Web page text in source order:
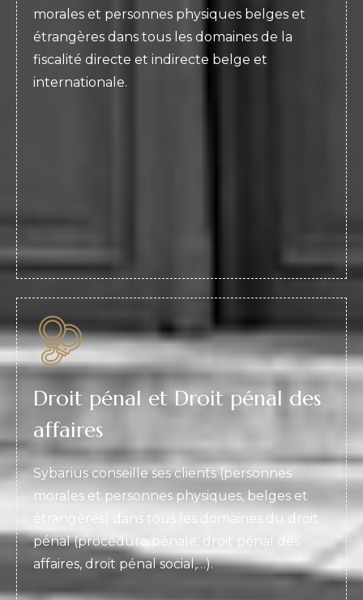
morales et personnes physiques belges et
étrangères dans tous les domaines de la
fiscalité directe et indirecte belge et
internationale.
Droit pénal et Droit pénal des
affaires
Sybarius conseille ses clients (personnes
morales et personnes physiques, belges et
étrangères) dans tous les domaines du droit
pénal (procédure pénale, droit pénal des
affaires, droit pénal social,…).